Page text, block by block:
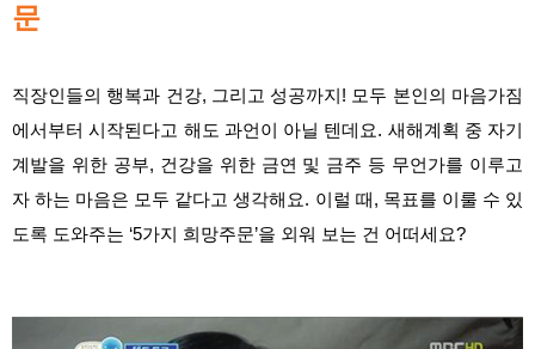
문
직장인들의 행복과 건강, 그리고 성공까지! 모두 본인의 마음가짐
에서부터 시작된다고 해도 과언이 아닐 텐데요. 새해계획 중 자기
계발을 위한 공부, 건강을 위한 금연 및 금주 등 무언가를 이루고
자 하는 마음은 모두 같다고 생각해요. 이럴 때, 목표를 이룰 수 있
도록 도와주는 ‘5가지 희망주문’을 외워 보는 건 어떠세요?